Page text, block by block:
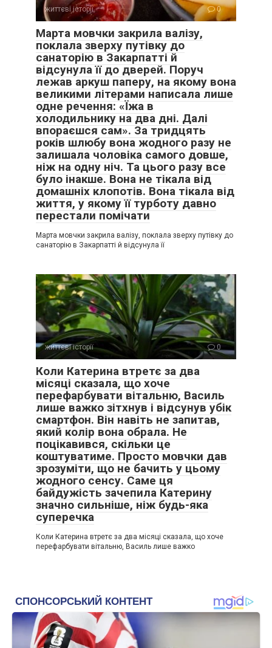
життєві історії 0
Марта мовчки закрила валізу,
поклала зверху путівку до
санаторію в Закарпатті й
відсунула її до дверей. Поруч
лежав аркуш паперу, на якому вона
великими літерами написала лише
одне речення: «Їжа в
холодильнику на два дні. Далі
впораєшся сам». За тридцять
років шлюбу вона жодного разу не
залишала чоловіка самого довше,
ніж на одну ніч. Та цього разу все
було інакше. Вона не тікала від
домашніх клопотів. Вона тікала від
життя, у якому її турботу давно
перестали помічати
Марта мовчки закрила валізу, поклала зверху путівку до
санаторію в Закарпатті й відсунула її
життєві історії 0
Коли Катерина втретє за два
місяці сказала, що хоче
перефарбувати вітальню, Василь
лише важко зітхнув і відсунув убік
смартфон. Він навіть не запитав,
який колір вона обрала. Не
поцікавився, скільки це
коштуватиме. Просто мовчки дав
зрозуміти, що не бачить у цьому
жодного сенсу. Саме ця
байдужість зачепила Катерину
значно сильніше, ніж будь-яка
суперечка
Коли Катерина втретє за два місяці сказала, що хоче
перефарбувати вітальню, Василь лише важко